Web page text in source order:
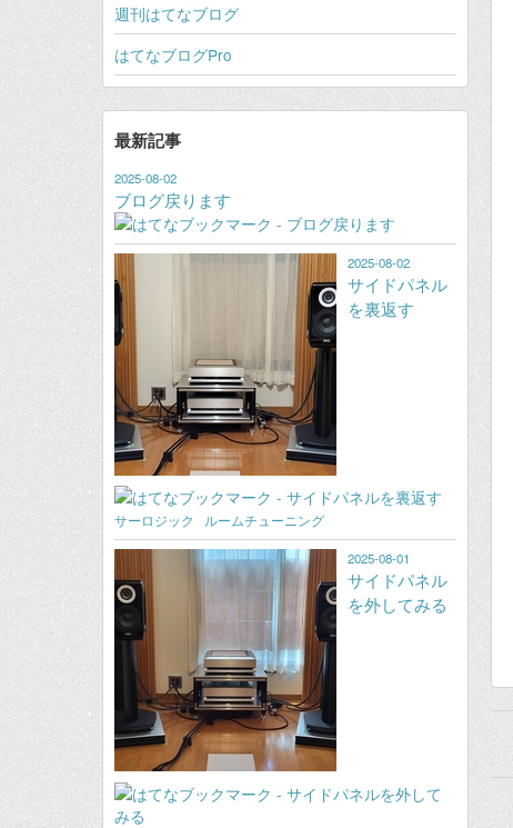
週刊はてなブログ
はてなブログPro
最新記事
2025-08-02
ブログ戻ります
2025-08-02
サイドパネル
を裏返す
サーロジック ルームチューニング
2025-08-01
サイドパネル
を外してみる